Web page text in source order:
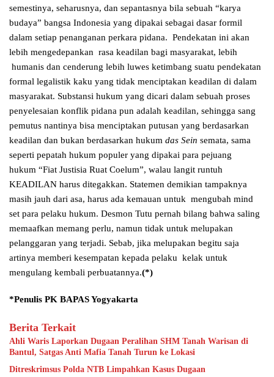
semestinya, seharusnya, dan sepantasnya bila sebuah “karya
budaya” bangsa Indonesia yang dipakai sebagai dasar formil
dalam setiap penanganan perkara pidana. Pendekatan ini akan
lebih mengedepankan rasa keadilan bagi masyarakat, lebih
humanis dan cenderung lebih luwes ketimbang suatu pendekatan
formal legalistik kaku yang tidak menciptakan keadilan di dalam
masyarakat. Substansi hukum yang dicari dalam sebuah proses
penyelesaian konflik pidana pun adalah keadilan, sehingga sang
pemutus nantinya bisa menciptakan putusan yang berdasarkan
keadilan dan bukan berdasarkan hukum das Sein semata, sama
seperti pepatah hukum populer yang dipakai para pejuang
hukum “Fiat Justisia Ruat Coelum”, walau langit runtuh
KEADILAN harus ditegakkan. Statemen demikian tampaknya
masih jauh dari asa, harus ada kemauan untuk mengubah mind
set para pelaku hukum. Desmon Tutu pernah bilang bahwa saling
memaafkan memang perlu, namun tidak untuk melupakan
pelanggaran yang terjadi. Sebab, jika melupakan begitu saja
artinya memberi kesempatan kepada pelaku kelak untuk
mengulang kembali perbuatannya.(*)
*Penulis PK BAPAS Yogyakarta
Berita Terkait
Ahli Waris Laporkan Dugaan Peralihan SHM Tanah Warisan di
Bantul, Satgas Anti Mafia Tanah Turun ke Lokasi
Ditreskrimsus Polda NTB Limpahkan Kasus Dugaan